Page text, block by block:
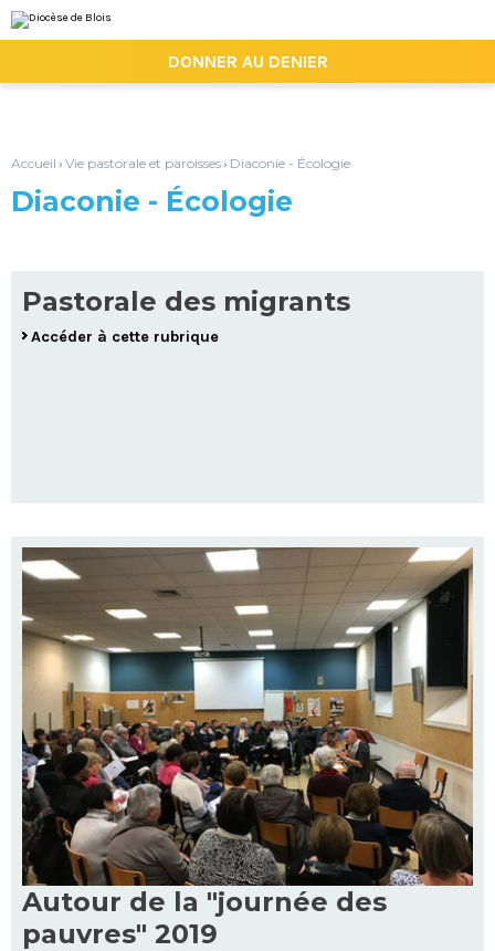
au
contenu.
la
personnels
DONNER AU DENIER
Accueil › Vie pastorale et paroisses› Diaconie - Écologie
Diaconie - Écologie
Pastorale des migrants
Accéder à cette rubrique
Autour de la "journée des
pauvres" 2019